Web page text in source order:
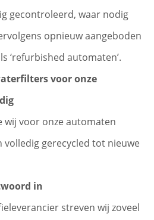
gecontroleerd, waar nodig
opnieuw aangeboden
‘refurbished automaten’.
voor onze
wij voor onze automaten
volledig gerecycled tot nieuwe
in
streven wij zoveel